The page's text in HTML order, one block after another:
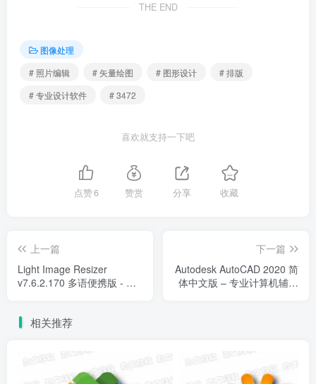
THE END
图像处理
# 照片编辑
# 矢量绘图 # 图形设计
# 排版
# 专业设计软件
# 3472
喜欢就支持一下吧
点赞6 赞赏 分享 收藏
上一篇
Light Image Resizer
v7.6.2.170 多语便携版 - 图
下一篇
Autodesk AutoCAD 2020 简
体中文版 – 专业计算机辅助
相关推荐